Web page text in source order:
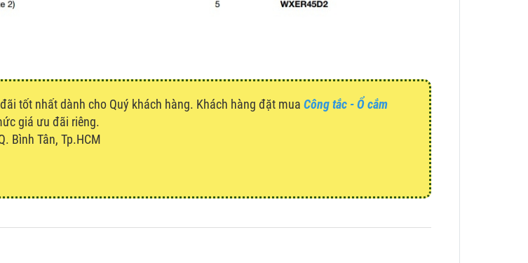
tốt nhất dành cho Quý khách hàng. Khách hàng đặt mua Công tắc - Ổ cắm
giá ưu đãi riêng.
Bình Tân, Tp.HCM